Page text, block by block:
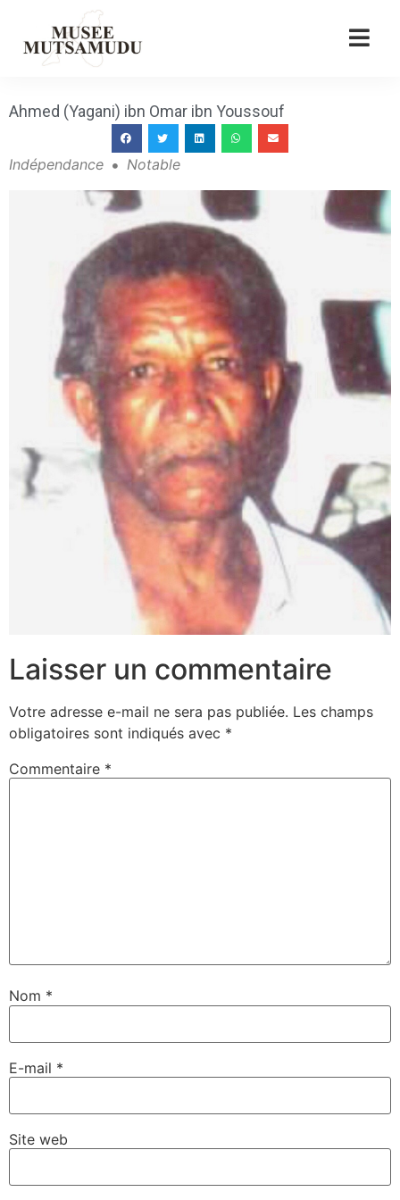
Ahmed (Yagani) ibn Omar ibn Youssouf
Indépendance Notable
Laisser un commentaire
Votre adresse e-mail ne sera pas publiée. Les champs
obligatoires sont indiqués avec *
Commentaire *
Nom *
E-mail *
Site web